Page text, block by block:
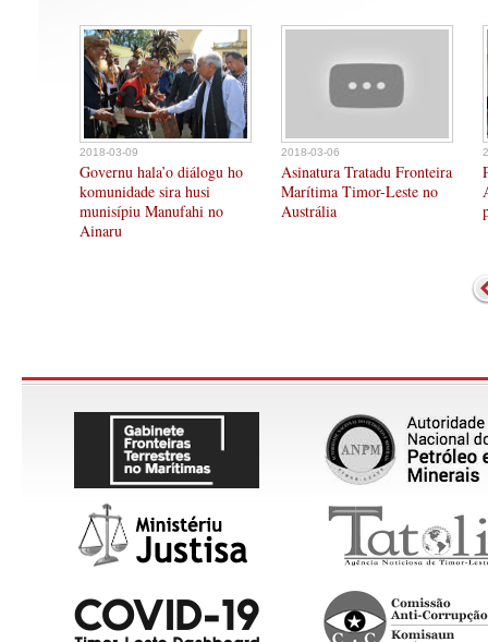
2018-03-09
Governu hala’o diálogu ho
komunidade sira husi
munisípiu Manufahi no
Ainaru
2018-03-06
Asinatura Tratadu Fronteira
Marítima Timor-Leste no
Austrália